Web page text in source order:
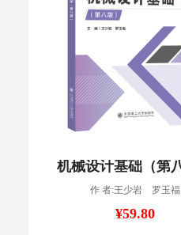
作 者:叶吉波，张宝臣
¥48.80